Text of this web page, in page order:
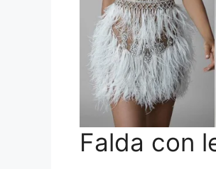
Falda con